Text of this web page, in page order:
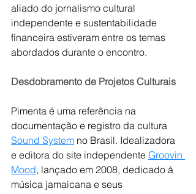
aliado do jornalismo cultural
independente e sustentabilidade
financeira estiveram entre os temas
abordados durante o encontro.
Desdobramento de Projetos Culturais
Pimenta é uma referência na
documentação e registro da cultura
Sound System no Brasil. Idealizadora
e editora do site independente Groovin
Mood, lançado em 2008, dedicado à
música jamaicana e seus